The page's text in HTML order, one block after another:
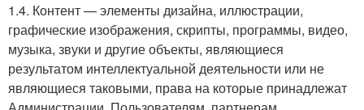
1.4. Контент — элементы дизайна, иллюстрации,
графические изображения, скрипты, программы, видео,
музыка, звуки и другие объекты, являющиеся
результатом интеллектуальной деятельности или не
являющиеся таковыми, права на которые принадлежат